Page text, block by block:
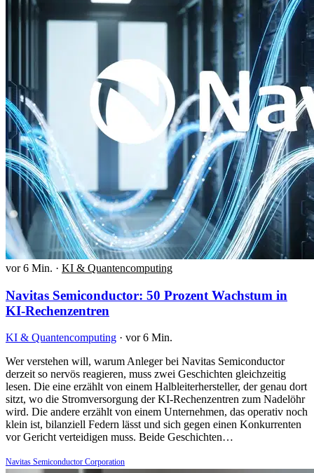
vor 6 Min. · KI & Quantencomputing
Navitas Semiconductor: 50 Prozent Wachstum in
KI-Rechenzentren
KI & Quantencomputing · vor 6 Min.
Wer verstehen will, warum Anleger bei Navitas Semiconductor
derzeit so nervös reagieren, muss zwei Geschichten gleichzeitig
lesen. Die eine erzählt von einem Halbleiterhersteller, der genau dort
sitzt, wo die Stromversorgung der KI-Rechenzentren zum Nadelöhr
wird. Die andere erzählt von einem Unternehmen, das operativ noch
klein ist, bilanziell Federn lässt und sich gegen einen Konkurrenten
vor Gericht verteidigen muss. Beide Geschichten…
Navitas Semiconductor Corporation